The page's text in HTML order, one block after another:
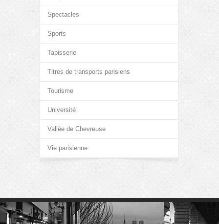
Spectacles
Sports
Tapisserie
Titres de transports parisiens
Tourisme
Université
Vallée de Chevreuse
Vie parisienne